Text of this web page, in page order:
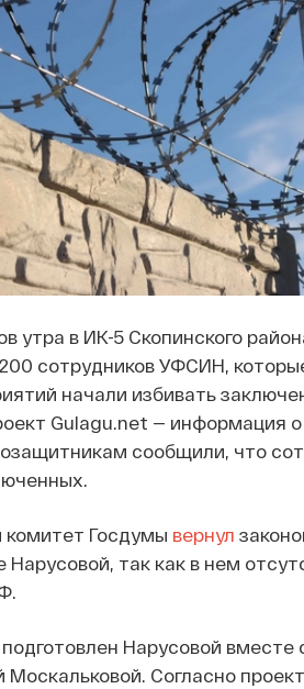
утра в ИК-5 Скопинского
сотрудников УФСИН,
начали избивать
Gulagu.net — информация
сообщили, что
Госдумы вернул
так как в нем
Нарусовой
Москальковой. Согласно